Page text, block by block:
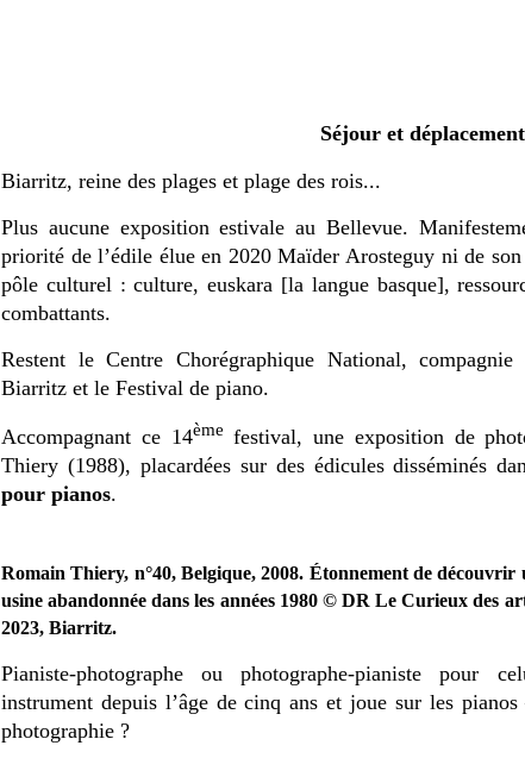
Séjour et
Biarritz, reine des plages et plage des rois...
Plus aucune exposition estivale au Bellevue.
priorité de l’édile élue en 2020 Maïder Arosteguy ni de
pôle culturel : culture, euskara [la langue basque],
combattants.
Restent le Centre Chorégraphique National,
Biarritz et le Festival de piano.
Accompagnant ce 14ème festival, une exposition de
Thiery (1988), placardées sur des édicules disséminés
pour pianos.
Romain Thiery, n°40, Belgique, 2008. Étonnement de
usine abandonnée dans les années 1980 © DR Le Curieux des
2023, Biarritz.
Pianiste-photographe ou photographe-pianiste pour
instrument depuis l’âge de cinq ans et joue sur les pianos
photographie ?